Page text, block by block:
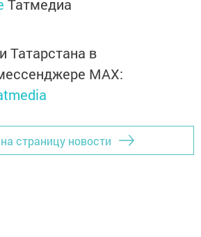
Татмедиа
Татарстана в
MАХ:
страницу новости